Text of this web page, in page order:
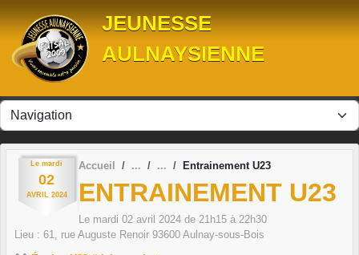
JEUNESSE
AULNAYSIENNE
Le mardi
02
AVRIL 2024
Accueil Entrainement U23
ENTRAINEMENT U23
Le mardi 02 avril 2024 de 21h15 à 22h30
Lieu : 61, rue Auguste Renoir 93600 Aulnay-sous-Bois